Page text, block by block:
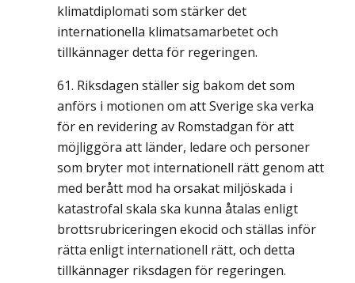
klimatdiplomati som stärker det
internationella klimatsamarbetet och
tillkännager detta för regeringen.
Riksdagen ställer sig bakom det som
anförs i motionen om att Sverige ska verka
för en revidering av Romstadgan för att
möjliggöra att länder, ledare och personer
som bryter mot internationell rätt genom att
med berått mod ha orsakat miljöskada i
katastrofal skala ska kunna åtalas enligt
brottsrubriceringen ekocid och ställas inför
rätta enligt internationell rätt, och detta
tillkännager riksdagen för regeringen.